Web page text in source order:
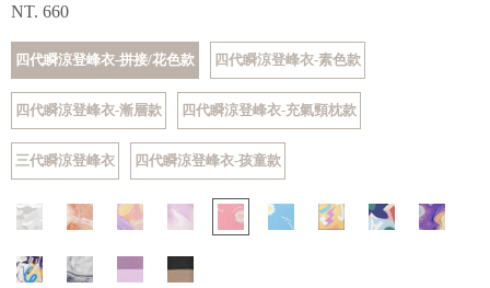
NT. 660
四代瞬涼登峰衣-拼接/花色款 四代瞬涼登峰衣-素色款
四代瞬涼登峰衣-漸層款 四代瞬涼登峰衣-充氣頸枕款
三代瞬涼登峰衣 四代瞬涼登峰衣-孩童款